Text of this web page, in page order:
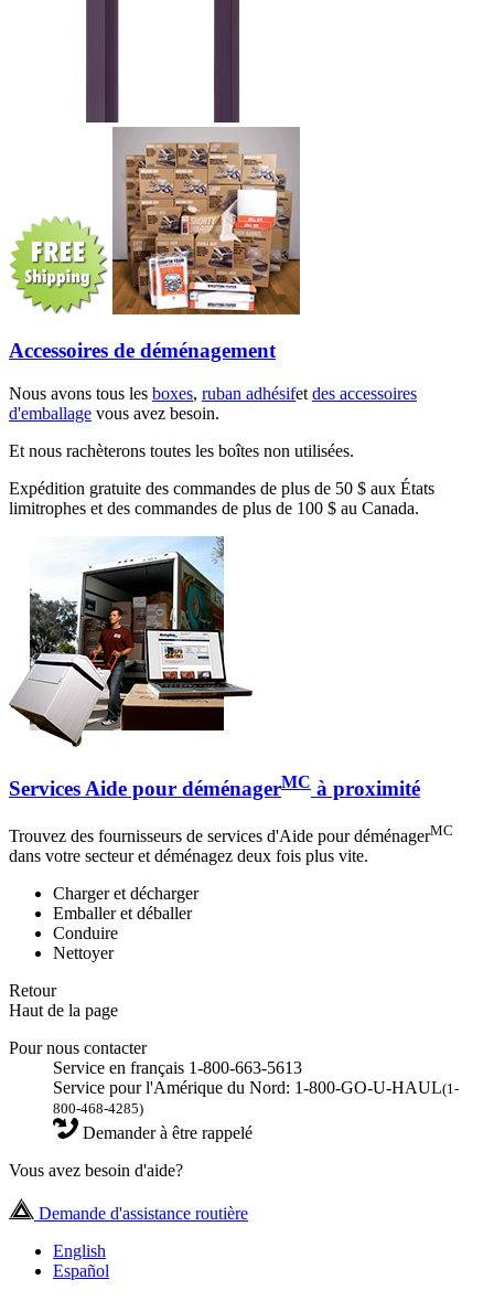
Accessoires de déménagement
Nous avons tous les boxes, ruban adhésifet des accessoires
d'emballage vous avez besoin.
Et nous rachèterons toutes les boîtes non utilisées.
Expédition gratuite des commandes de plus de 50 $ aux États
limitrophes et des commandes de plus de 100 $ au Canada.
Services Aide pour déménagerMC à proximité
Trouvez des fournisseurs de services d'Aide pour déménagerMC
dans votre secteur et déménagez deux fois plus vite.
Charger et décharger
Emballer et déballer
Conduire
Nettoyer
Retour
Haut de la page
Pour nous contacter
Service en français 1-800-663-5613
Service pour l'Amérique du Nord: 1-800-GO-U-HAUL(1-
800-468-4285)
Demander à être rappelé
Vous avez besoin d'aide?
Demande d'assistance routière
English
Español